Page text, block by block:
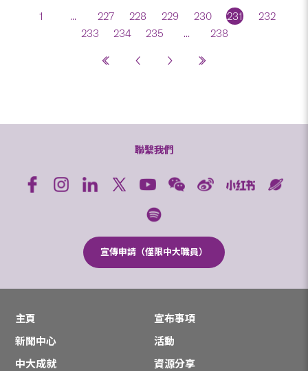
1 ... 227 228 229 230 231
232
233
234 235 ... 238
聯繫我們
宣傳申請（僅限中大職員）
主頁
宣布事項
新聞中心
活動
中大成就
資源分享